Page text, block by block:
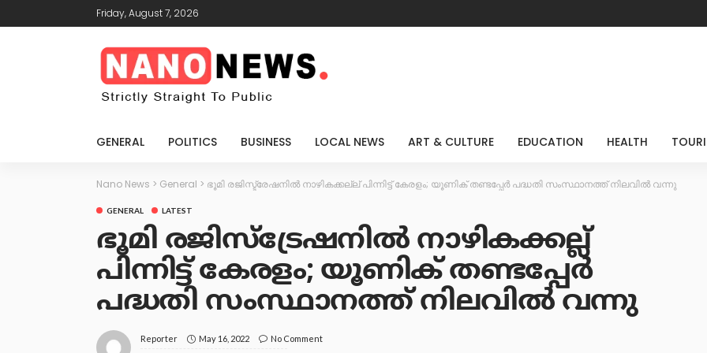
Friday, August 7, 2026
GENERAL POLITICS BUSINESS LOCAL NEWS ART & CULTURE EDUCATION HEALTH
Nano News > General > ഭൂമി രജിസ്ട്രേഷനിൽ നാഴികക്കല്ല് പിന്നിട്ട് കേരളം; യൂണിക് തണ്ടപ്പേർ പദ്ധതി സംസ്ഥാനത്ത് നിലവിൽ വന്നു
GENERAL LATEST
ഭൂമി രജിസ്ട്രേഷനിൽ നാഴികക്കല്ല്
പിന്നിട്ട് കേരളം; യൂണിക് തണ്ടപ്പേർ
പദ്ധതി സംസ്ഥാനത്ത് നിലവിൽ വന്നു
Reporter May 16, 2022 No Comment